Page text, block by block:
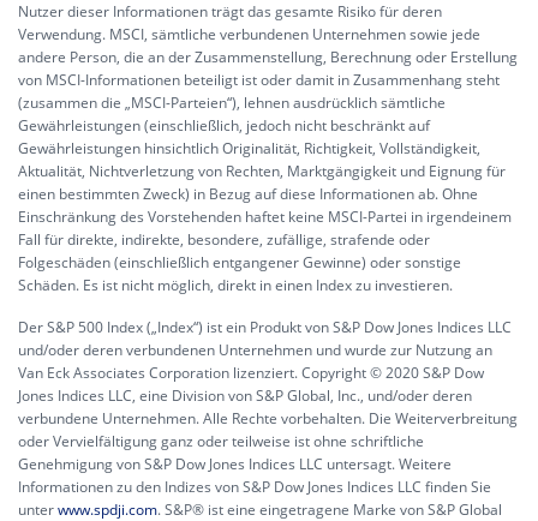
Nutzer dieser Informationen trägt das gesamte Risiko für deren
Verwendung. MSCI, sämtliche verbundenen Unternehmen sowie jede
andere Person, die an der Zusammenstellung, Berechnung oder Erstellung
von MSCI-Informationen beteiligt ist oder damit in Zusammenhang steht
(zusammen die „MSCI-Parteien“), lehnen ausdrücklich sämtliche
Gewährleistungen (einschließlich, jedoch nicht beschränkt auf
Gewährleistungen hinsichtlich Originalität, Richtigkeit, Vollständigkeit,
Aktualität, Nichtverletzung von Rechten, Marktgängigkeit und Eignung für
einen bestimmten Zweck) in Bezug auf diese Informationen ab. Ohne
Einschränkung des Vorstehenden haftet keine MSCI-Partei in irgendeinem
Fall für direkte, indirekte, besondere, zufällige, strafende oder
Folgeschäden (einschließlich entgangener Gewinne) oder sonstige
Schäden. Es ist nicht möglich, direkt in einen Index zu investieren.
Der S&P 500 Index („Index“) ist ein Produkt von S&P Dow Jones Indices LLC
und/oder deren verbundenen Unternehmen und wurde zur Nutzung an
Van Eck Associates Corporation lizenziert. Copyright © 2020 S&P Dow
Jones Indices LLC, eine Division von S&P Global, Inc., und/oder deren
verbundene Unternehmen. Alle Rechte vorbehalten. Die Weiterverbreitung
oder Vervielfältigung ganz oder teilweise ist ohne schriftliche
Genehmigung von S&P Dow Jones Indices LLC untersagt. Weitere
Informationen zu den Indizes von S&P Dow Jones Indices LLC finden Sie
unterwww.spdji.com. S&P® ist eine eingetragene Marke von S&P Global